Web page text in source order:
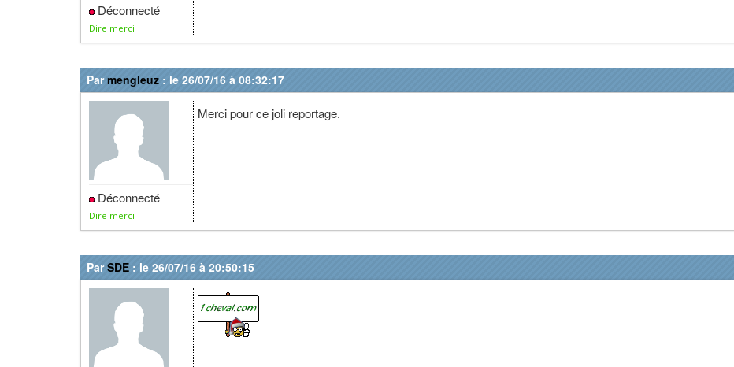
Déconnecté
Dire merci
Parmengleuz : le 26/07/16 à 08:32:17
Déconnecté
Dire merci
Merci pour ce joli reportage.
ParSDE : le 26/07/16 à 20:50:15